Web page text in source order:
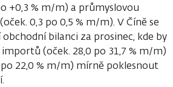
+0,3 % m/m) a průmyslovou
0,3 po 0,5 % m/m). V Číně se
bilanci za prosinec, kde by
(oček. 28,0 po 31,7 % m/m)
22,0 % m/m) mírně poklesnout